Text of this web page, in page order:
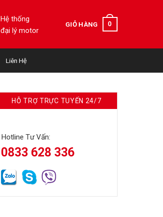
Hệ thống
đại lý motor
GIỎ HÀNG 0
Liên Hệ
HỖ TRỢ TRỰC TUYẾN 24/7
Hotline Tư Vấn:
0833 628 336